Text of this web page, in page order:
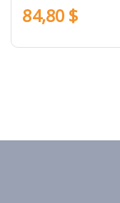
84,80 $